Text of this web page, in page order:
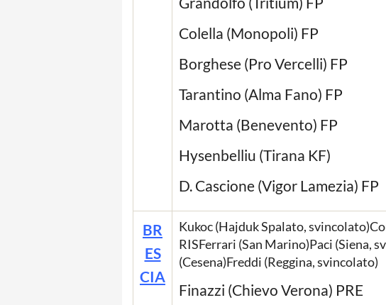
Colella (Monopoli) FP
Borghese (Pro Vercelli) FP
Tarantino (Alma Fano) FP
Marotta (Benevento) FP
Hysenbelliu (Tirana KF)
D. Cascione (Vigor Lamezia) FP
BR
ES
CIA
Kukoc (Hajduk Spalato,
RISFerrari (San Marino)Paci (Siena,
(Cesena)Freddi (Reggina, svincolato)
Finazzi (Chievo Verona) PRE